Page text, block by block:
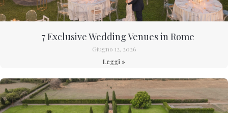
7 Exclusive Wedding Venues in Rome
Giugno 12, 2026
Leggi »